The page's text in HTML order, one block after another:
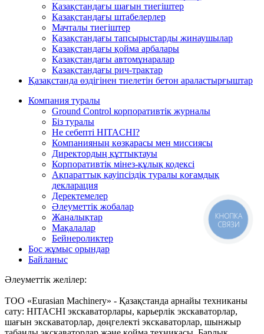
Қазақстандағы шағын тиегіштер
Қазақстандағы штабелерлер
Мачталы тиегіштер
Қазақстандағы тапсырыстарды жинаушылар
Қазақстандағы қойма арбалары
Қазақстандағы автомұнаралар
Қазақстандағы рич-трактар
Қазақстанда өздігінен тиелетін бетон араластырғыштар
Компания туралы
Ground Control корпоративтік журналы
Біз туралы
Не себепті HITACHI?
Компанияның көзқарасы мен миссиясы
Директордың құттықтауы
Корпоративтік мінез-құлық кодексі
Ақпараттық қауіпсіздік туралы қоғамдық
декларация
Деректемелер
Әлеуметтік жобалар
Жаңалықтар
Мақалалар
Бейнероликтер
Бос жұмыс орындар
Байланыс
Әлеуметтік желілер:
ТОО «Eurasian Machinery» - Қазақстанда арнайы техниканы
сату: HITACHI экскаваторлары, карьерлік экскаваторлар,
шағын экскаваторлар, дөңгелекті экскаваторлар, шынжыр
КНОПКА
СВЯЗИ